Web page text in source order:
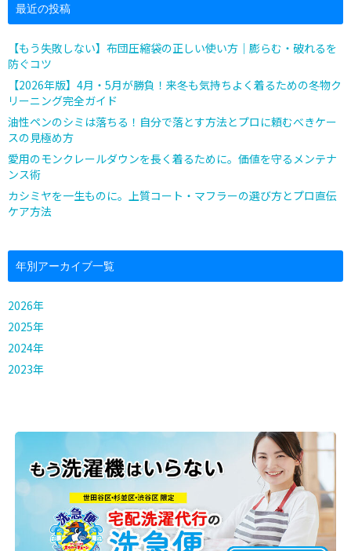
最近の投稿
【もう失敗しない】布団圧縮袋の正しい使い方｜膨らむ・破れるを
防ぐコツ
【2026年版】4月・5月が勝負！来冬も気持ちよく着るための冬物ク
リーニング完全ガイド
油性ペンのシミは落ちる！自分で落とす方法とプロに頼むべきケー
スの見極め方
愛用のモンクレールダウンを長く着るために。価値を守るメンテナ
ンス術
カシミヤを一生ものに。上質コート・マフラーの選び方とプロ直伝
ケア方法
年別アーカイブ一覧
2026年
2025年
2024年
2023年